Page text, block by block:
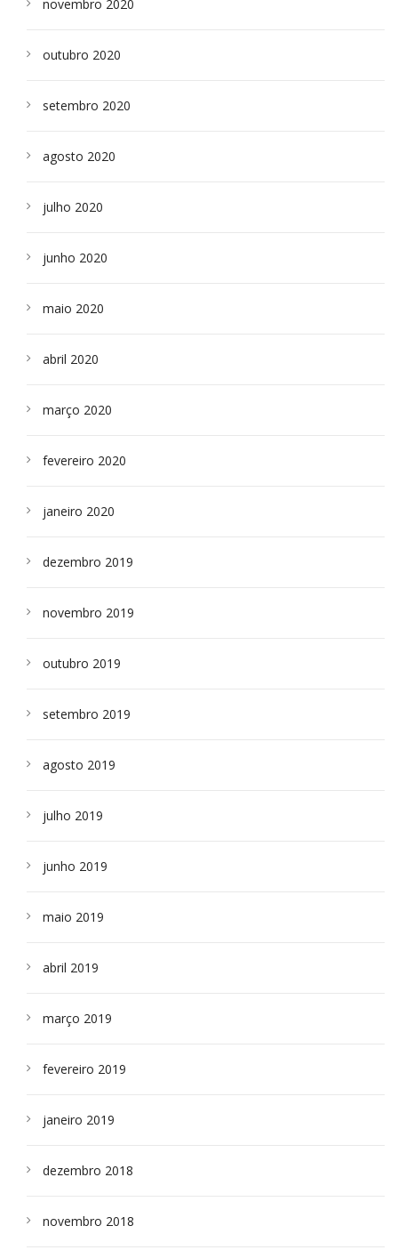
novembro 2020
outubro 2020
setembro 2020
agosto 2020
julho 2020
junho 2020
maio 2020
abril 2020
março 2020
fevereiro 2020
janeiro 2020
dezembro 2019
novembro 2019
outubro 2019
setembro 2019
agosto 2019
julho 2019
junho 2019
maio 2019
abril 2019
março 2019
fevereiro 2019
janeiro 2019
dezembro 2018
novembro 2018